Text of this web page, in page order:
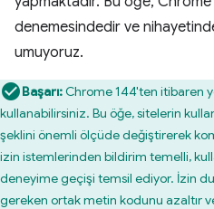
denemesindedir ve
umuyoruz.
Başarı:Chrome 144'ten itibaren
kullanabilirsiniz. Bu öğe, sitelerin
şeklini önemli ölçüde değiştirerek
izin istemlerinden bildirim temelli,
deneyime geçişi temsil ediyor. İzin
gereken ortak metin kodunu azaltır